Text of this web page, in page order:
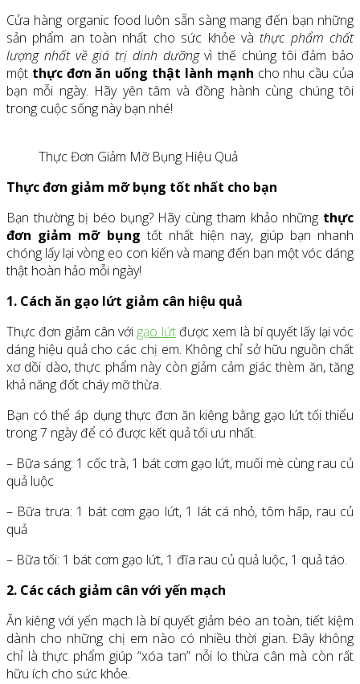
Cửa hàng organic food luôn sẵn sàng mang đến bạn những
sản phẩm an toàn nhất cho sức khỏe vàthực phẩm chất
lượng nhất về giá trị dinh dưỡngvì thế chúng tôi đảm bảo
một thực đơn ăn uống thật lành mạnh cho nhu cầu của
bạn mỗi ngày. Hãy yên tâm và đồng hành cùng chúng tôi
trong cuộc sống này bạn nhé!
Thực Đơn Giảm Mỡ Bụng Hiệu Quả
Thực đơn giảm mỡ bụng tốt nhất cho bạn
Bạn thường bị béo bụng? Hãy cùng tham khảo những thực
đơn giảm mỡ bụng tốt nhất hiện nay, giúp bạn nhanh
chóng lấy lại vòng eo con kiến và mang đến bạn một vóc dáng
thật hoàn hảo mỗi ngày!
1. Cách ăn gạo lứt giảm cân hiệu quả
Thực đơn giảm cân với gạo lứtđược xem là bí quyết lấy lại vóc
dáng hiệu quả cho các chị em. Không chỉ sở hữu nguồn chất
xơ dồi dào, thực phẩm này còn giảm cảm giác thèm ăn, tăng
khả năng đốt cháy mỡ thừa.
Bạn có thể áp dụng thực đơn ăn kiêng bằng gạo lứt tối thiểu
trong 7 ngày để có được kết quả tối ưu nhất.
– Bữa sáng: 1 cốc trà, 1 bát cơm gạo lứt, muối mè cùng rau củ
quả luộc
– Bữa trưa: 1 bát cơm gạo lứt, 1 lát cá nhỏ, tôm hấp, rau củ
quả
– Bữa tối: 1 bát cơm gạo lứt, 1 đĩa rau củ quả luộc, 1 quả táo.
2. Các cách giảm cân với yến mạch
Ăn kiêng với yến mạch là bí quyết giảm béo an toàn, tiết kiệm
dành cho những chị em nào có nhiều thời gian. Đây không
chỉ là thực phẩm giúp “xóa tan” nỗi lo thừa cân mà còn rất
hữu ích cho sức khỏe.